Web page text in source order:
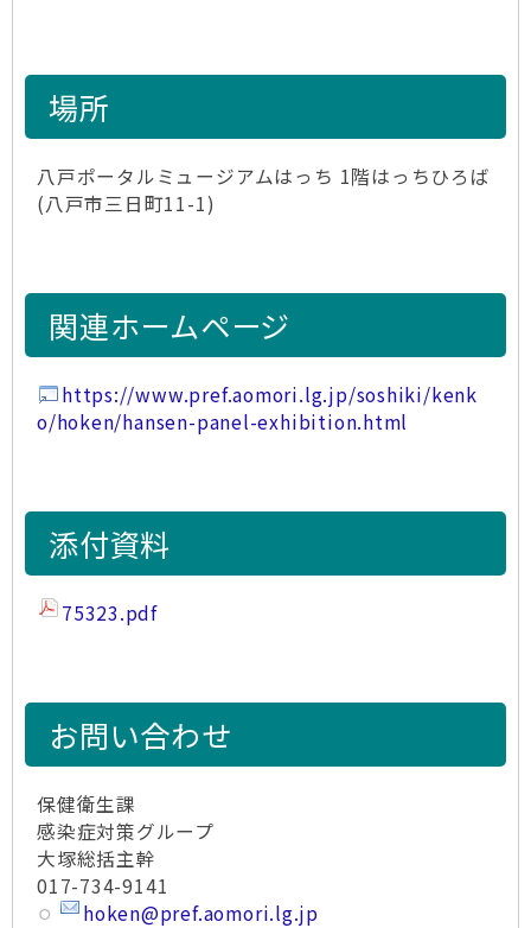
場所
八戸ポータルミュージアムはっち 1階はっちひろば
(八戸市三日町11-1)
関連ホームページ
https://www.pref.aomori.lg.jp/soshiki/kenk
o/hoken/hansen-panel-exhibition.html
添付資料
75323.pdf
お問い合わせ
保健衛生課
感染症対策グループ
大塚総括主幹
017-734-9141
hoken@pref.aomori.lg.jp